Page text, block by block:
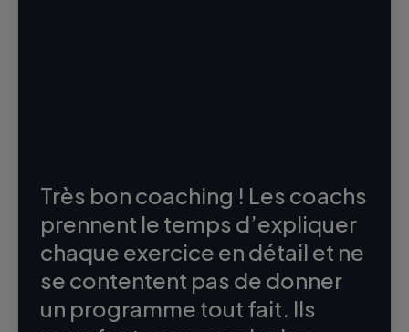
Très bon coaching ! Les coachs
prennent le temps d’expliquer
chaque exercice en détail et ne
se contentent pas de donner
un programme tout fait. Ils